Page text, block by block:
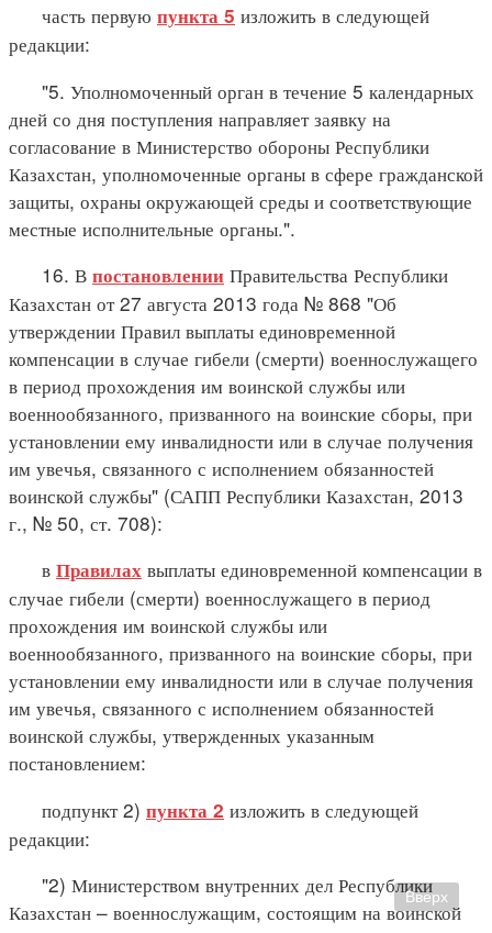
часть первую пункта 5 изложить в следующей
редакции:
"5. Уполномоченный орган в течение 5 календарных
дней со дня поступления направляет заявку на
согласование в Министерство обороны Республики
Казахстан, уполномоченные органы в сфере гражданской
защиты, охраны окружающей среды и соответствующие
местные исполнительные органы.".
16. В постановлении Правительства Республики
Казахстан от 27 августа 2013 года № 868 "Об
утверждении Правил выплаты единовременной
компенсации в случае гибели (смерти) военнослужащего
в период прохождения им воинской службы или
военнообязанного, призванного на воинские сборы, при
установлении ему инвалидности или в случае получения
им увечья, связанного с исполнением обязанностей
воинской службы" (САПП Республики Казахстан, 2013
г., № 50, ст. 708):
в Правилах выплаты единовременной компенсации в
случае гибели (смерти) военнослужащего в период
прохождения им воинской службы или
военнообязанного, призванного на воинские сборы, при
установлении ему инвалидности или в случае получения
им увечья, связанного с исполнением обязанностей
воинской службы, утвержденных указанным
постановлением:
подпункт 2) пункта 2 изложить в следующей
редакции:
"2) Министерством внутренних дел Республики
Казахстан – военнослужащим, состоящим на воинской
Вверх